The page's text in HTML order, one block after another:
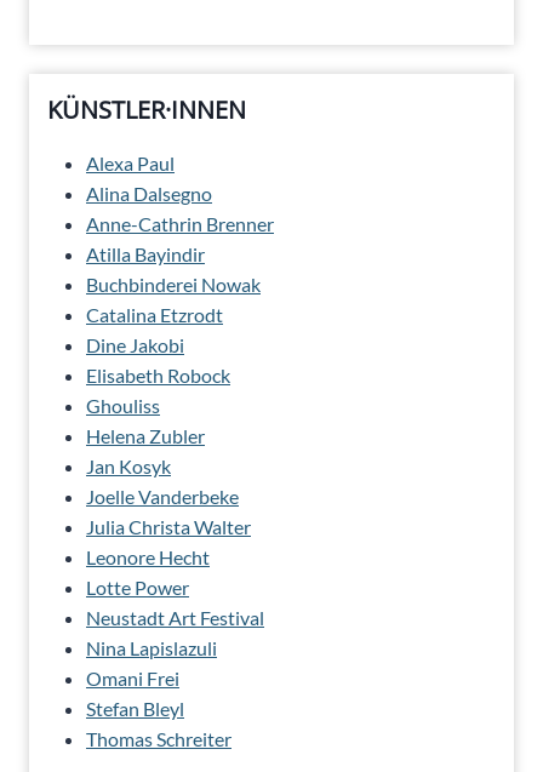
KÜNSTLER·INNEN
Alexa Paul
Alina Dalsegno
Anne-Cathrin Brenner
Atilla Bayindir
Buchbinderei Nowak
Catalina Etzrodt
Dine Jakobi
Elisabeth Robock
Ghouliss
Helena Zubler
Jan Kosyk
Joelle Vanderbeke
Julia Christa Walter
Leonore Hecht
Lotte Power
Neustadt Art Festival
Nina Lapislazuli
Omani Frei
Stefan Bleyl
Thomas Schreiter